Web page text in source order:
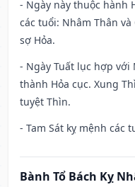
- Ngày này thuộc hành
các tuổi: Nhâm Thân
sợ Hỏa.
- Ngày Tuất lục hợp với
thành Hỏa cục. Xung
tuyệt Thìn.
- Tam Sát kỵ mệnh các
Bành Tổ Bách Kỵ